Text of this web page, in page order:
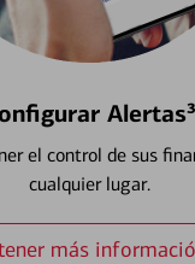
Alertas³
el control de sus
cualquier lugar.
más